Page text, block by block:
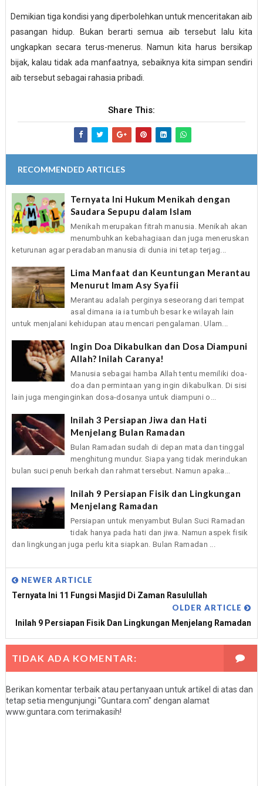
Demikian tiga kondisi yang diperbolehkan untuk menceritakan aib
pasangan hidup. Bukan berarti semua aib tersebut lalu kita
ungkapkan secara terus-menerus. Namun kita harus bersikap
bijak, kalau tidak ada manfaatnya, sebaiknya kita simpan sendiri
aib tersebut sebagai rahasia pribadi.
Share This:
RECOMMENDED ARTICLES
Ternyata Ini Hukum Menikah dengan
Saudara Sepupu dalam Islam
Menikah merupakan fitrah manusia. Menikah akan
menumbuhkan kebahagiaan dan juga meneruskan
keturunan agar peradaban manusia di dunia ini tetap terjag...
Lima Manfaat dan Keuntungan Merantau
Menurut Imam Asy Syafii
Merantau adalah perginya seseorang dari tempat
asal dimana ia ia tumbuh besar ke wilayah lain
untuk menjalani kehidupan atau mencari pengalaman. Ulam...
Ingin Doa Dikabulkan dan Dosa Diampuni
Allah? Inilah Caranya!
Manusia sebagai hamba Allah tentu memiliki doa-
doa dan permintaan yang ingin dikabulkan. Di sisi
lain juga menginginkan dosa-dosanya untuk diampuni o...
Inilah 3 Persiapan Jiwa dan Hati
Menjelang Bulan Ramadan
Bulan Ramadan sudah di depan mata dan tinggal
menghitung mundur. Siapa yang tidak merindukan
bulan suci penuh berkah dan rahmat tersebut. Namun apaka...
Inilah 9 Persiapan Fisik dan Lingkungan
Menjelang Ramadan
Persiapan untuk menyambut Bulan Suci Ramadan
tidak hanya pada hati dan jiwa. Namun aspek fisik
dan lingkungan juga perlu kita siapkan. Bulan Ramadan ...
NEWER ARTICLE
Ternyata Ini 11 Fungsi Masjid Di Zaman Rasulullah
OLDER ARTICLE
Inilah 9 Persiapan Fisik Dan Lingkungan Menjelang Ramadan
TIDAK ADA KOMENTAR:
Berikan komentar terbaik atau pertanyaan untuk artikel di atas dan
tetap setia mengunjungi "Guntara.com" dengan alamat
www.guntara.com terimakasih!